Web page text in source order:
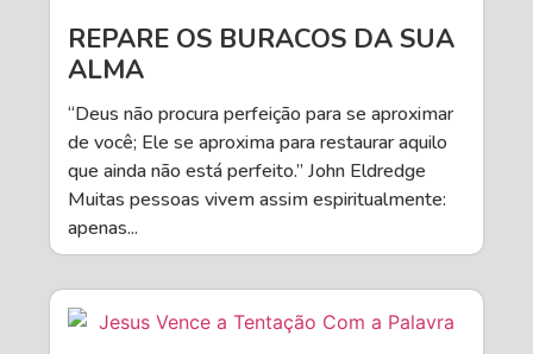
REPARE OS BURACOS DA SUA
ALMA
“Deus não procura perfeição para se aproximar
de você; Ele se aproxima para restaurar aquilo
que ainda não está perfeito.” John Eldredge
Muitas pessoas vivem assim espiritualmente:
apenas...